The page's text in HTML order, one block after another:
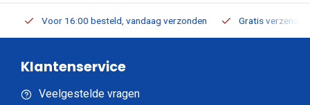
Voor 16:00 besteld, vandaag verzonden Gratis verzending
Klantenservice
Veelgestelde vragen